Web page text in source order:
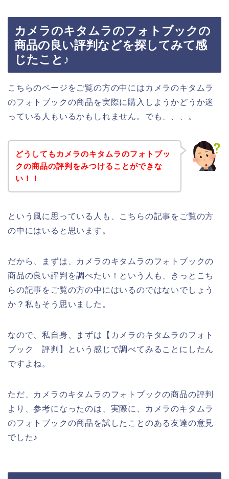
カメラのキタムラのフォトブックの
商品の良い評判などを探してみて感
じたこと♪
こちらのページをご覧の方の中にはカメラのキタムラ
のフォトブックの商品を実際に購入しようかどうか迷
っている人もいるかもしれません。でも、、、。
どうしてもカメラのキタムラのフォトブッ
クの商品の評判をみつけることができな
い！！
という風に思っている人も、こちらの記事をご覧の方
の中にはいると思います。
だから、まずは、カメラのキタムラのフォトブックの
商品の良い評判を調べたい！という人も、きっとこち
らの記事をご覧の方の中にはいるのではないでしょう
か？私もそう思いました。
なので、私自身、まずは【カメラのキタムラのフォト
ブック 評判】という感じで調べてみることにしたん
ですよね。
ただ、カメラのキタムラのフォトブックの商品の評判
より、参考になったのは、実際に、カメラのキタムラ
のフォトブックの商品を試したことのある友達の意見
でした♪